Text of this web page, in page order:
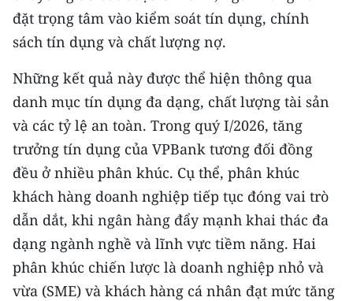
VỀ BÁO NHÂN DÂN
THỜI NAY
NHÂN DÂN CUỐI TUẦN
NHÂN DÂN HẰNG THÁNG
ĐỌC BÁO IN
ENGLISH
đặt trọng tâm vào kiểm soát tín dụng, chính
sách tín dụng và chất lượng nợ.
Những kết quả này được thể hiện thông qua
danh mục tín dụng đa dạng, chất lượng tài sản
và các tỷ lệ an toàn. Trong quý I/2026, tăng
trưởng tín dụng của VPBank tương đối đồng
đều ở nhiều phân khúc. Cụ thể, phân khúc
khách hàng doanh nghiệp tiếp tục đóng vai trò
dẫn dắt, khi ngân hàng đẩy mạnh khai thác đa
dạng ngành nghề và lĩnh vực tiềm năng. Hai
phân khúc chiến lược là doanh nghiệp nhỏ và
vừa (SME) và khách hàng cá nhân đạt mức tăng